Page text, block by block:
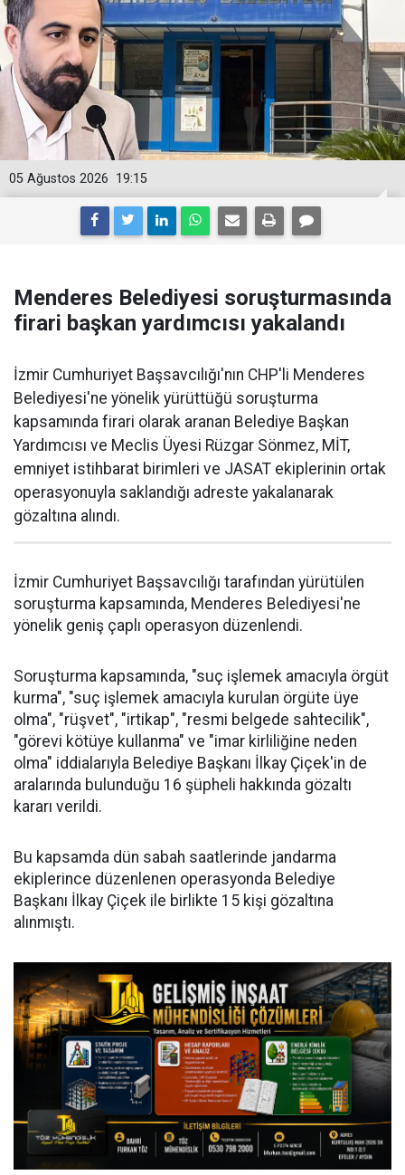
19:15
05 Ağustos 2026
Menderes Belediyesi soruşturmasında
firari başkan yardımcısı yakalandı
İzmir Cumhuriyet Başsavcılığı'nın CHP'li Menderes
Belediyesi'ne yönelik yürüttüğü soruşturma
kapsamında firari olarak aranan Belediye Başkan
Yardımcısı ve Meclis Üyesi Rüzgar Sönmez, MİT,
emniyet istihbarat birimleri ve JASAT ekiplerinin ortak
operasyonuyla saklandığı adreste yakalanarak
gözaltına alındı.
İzmir Cumhuriyet Başsavcılığı tarafından yürütülen
soruşturma kapsamında, Menderes Belediyesi'ne
yönelik geniş çaplı operasyon düzenlendi.
Soruşturma kapsamında, "suç işlemek amacıyla örgüt
kurma", "suç işlemek amacıyla kurulan örgüte üye
olma", "rüşvet", "irtikap", "resmi belgede sahtecilik",
"görevi kötüye kullanma" ve "imar kirliliğine neden
olma" iddialarıyla Belediye Başkanı İlkay Çiçek'in de
aralarında bulunduğu 16 şüpheli hakkında gözaltı
kararı verildi.
Bu kapsamda dün sabah saatlerinde jandarma
ekiplerince düzenlenen operasyonda Belediye
Başkanı İlkay Çiçek ile birlikte 15 kişi gözaltına
alınmıştı.